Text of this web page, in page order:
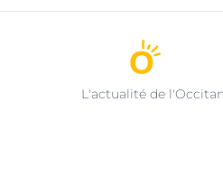
L'actualité de